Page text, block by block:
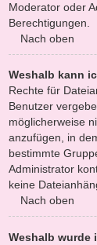
Moderator oder
Berechtigungen.
Nach oben
Weshalb kann
Rechte für
Benutzer
möglicherweise
anzufügen, in
bestimmte
Administrator
keine
Nach oben
Weshalb wurde